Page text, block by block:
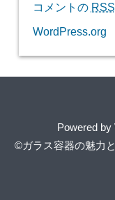
コメントの RSS
WordPress.org
Powered by
©ガラス容器の魅力